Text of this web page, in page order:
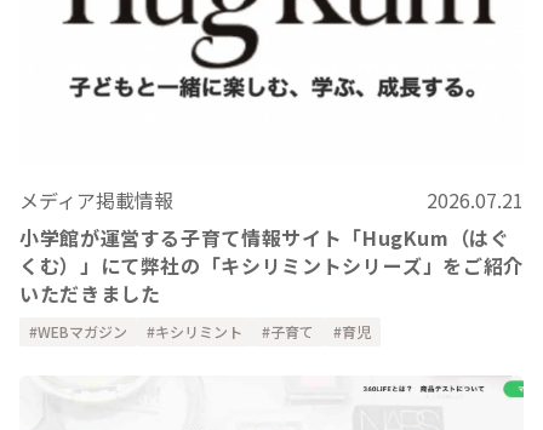
メディア掲載情報
2026.07.21
小学館が運営する子育て情報サイト「HugKum（はぐ
くむ）」にて弊社の「キシリミントシリーズ」をご紹介
いただきました
WEBマガジン キシリミント 子育て 育児